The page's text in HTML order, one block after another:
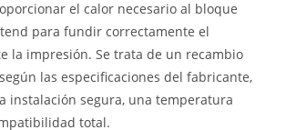
el calor necesario al bloque
para fundir correctamente el
la impresión. Se trata de un recambio
las especificaciones del fabricante,
instalación segura, una temperatura
total.